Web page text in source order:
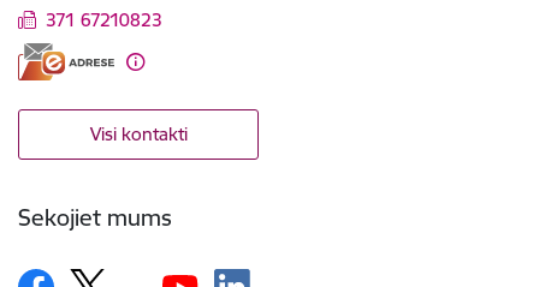
371 67210823
Visi kontakti
Sekojiet mums